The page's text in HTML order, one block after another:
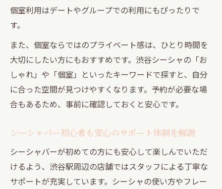
個室利用はデートやグループでの利用にもぴったりで
す。
また、個室ならではのプライベート感は、ひとり時間を
大切にしたい方にもおすすめです。渋谷シーシャの「お
しゃれ」や「個室」といったキーワードで探すと、自分
に合った空間が見つけやすくなります。予約が必要な場
合もあるため、事前に確認しておくと安心です。
シーシャバー初心者も安心のサポート体制を解説
シーシャバーが初めての方にも安心して楽しんでいただ
けるよう、渋谷駅周辺の店舗ではスタッフによる丁寧な
サポートが充実しています。シーシャの使い方やフレー